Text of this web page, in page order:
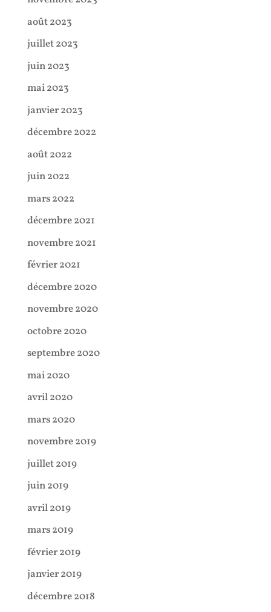
août 2023
juillet 2023
juin 2023
mai 2023
janvier 2023
décembre 2022
août 2022
juin 2022
mars 2022
décembre 2021
novembre 2021
février 2021
décembre 2020
novembre 2020
octobre 2020
septembre 2020
mai 2020
avril 2020
mars 2020
novembre 2019
juillet 2019
juin 2019
avril 2019
mars 2019
février 2019
janvier 2019
décembre 2018